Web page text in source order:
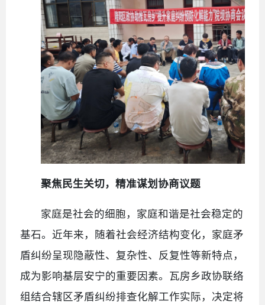
聚焦民生关切，精准谋划协商议题
家庭是社会的细胞，家庭和谐是社会稳定的
基石。近年来，随着社会经济结构变化，家庭矛
盾纠纷呈现隐蔽性、复杂性、反复性等新特点，
成为影响基层安宁的重要因素。瓦房乡政协联络
组结合辖区矛盾纠纷排查化解工作实际，决定将